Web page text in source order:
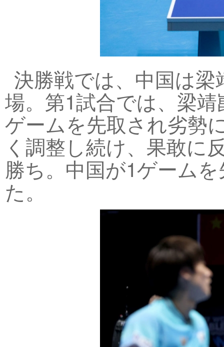
決勝戦では、中国は
場。第1試合では、梁
ゲームを先取され劣勢
く調整し続け、果敢に
勝ち。中国が1ゲーム
た。